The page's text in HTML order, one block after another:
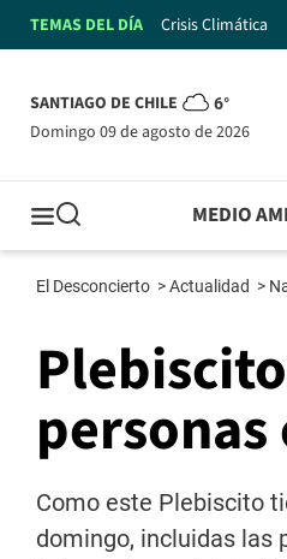
TEMAS DEL DÍA Crisis Climática
SANTIAGO DE CHILE 6°
domingo 09 de agosto de 2026
MEDIO
El Desconcierto >Actualidad >
Como este Plebiscito
domingo, incluidas las